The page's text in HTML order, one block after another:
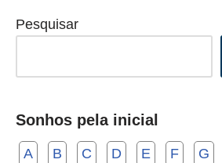
Pesquisar
Sonhos pela inicial
A B C D E F G